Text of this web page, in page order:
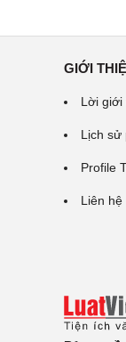
GIỚI
Lời giới
Lịch sử
Profile
Liên hệ